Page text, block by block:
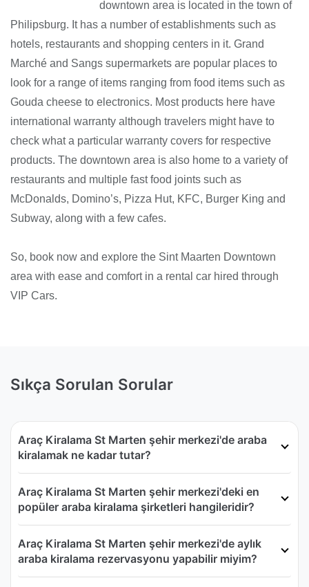
downtown area is located in the town of
Philipsburg. It has a number of establishments such as
hotels, restaurants and shopping centers in it. Grand
Marché and Sangs supermarkets are popular places to
look for a range of items ranging from food items such as
Gouda cheese to electronics. Most products here have
international warranty although travelers might have to
check what a particular warranty covers for respective
products. The downtown area is also home to a variety of
restaurants and multiple fast food joints such as
McDonalds, Domino’s, Pizza Hut, KFC, Burger King and
Subway, along with a few cafes.
So, book now and explore the Sint Maarten Downtown
area with ease and comfort in a rental car hired through
VIP Cars.
Sıkça Sorulan Sorular
Araç Kiralama St Marten şehir merkezi'de araba
kiralamak ne kadar tutar?
Araç Kiralama St Marten şehir merkezi'deki en
popüler araba kiralama şirketleri hangileridir?
Araç Kiralama St Marten şehir merkezi'de aylık
araba kiralama rezervasyonu yapabilir miyim?